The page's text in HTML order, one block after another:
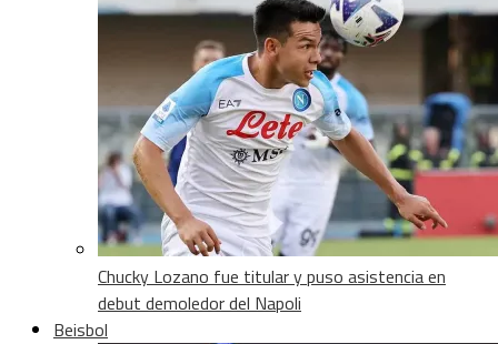
Chucky Lozano fue titular y puso asistencia en
debut demoledor del Napoli
Beisbol